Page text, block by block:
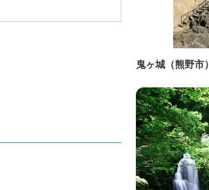
鬼ヶ城（熊野市）